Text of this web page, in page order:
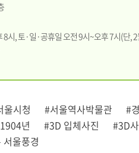
시, 토·일·공휴일 오전 9시~오후 7시(단,
울시청 #서울역사박물관 #
년 #3D 입체사진 #3D
울풍경